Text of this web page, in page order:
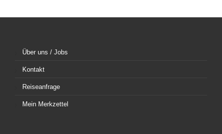
Über uns / Jobs
Kontakt
Reiseanfrage
Mein Merkzettel